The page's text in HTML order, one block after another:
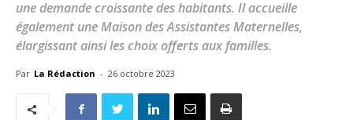
une demande croissante des habitants. Il accueille
également une Maison des Assistantes Maternelles,
élargissant ainsi les choix offerts aux familles.
Par La Rédaction - 26 octobre 2023